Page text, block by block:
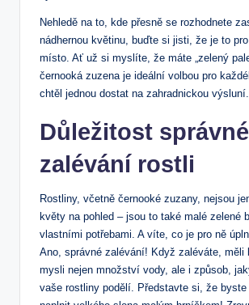
Nehledě na to, kde přesně se rozhodnete
nádhernou květinu, buďte si jisti, že je to
místo. Ať už si myslíte, že máte „zelený
černooká zuzena je ideální volbou pro
chtěl jednou dostat na zahradnickou výsluní.
Důležitost
zalévání rostli
Rostliny, včetně černooké zuzany, nejsou
květy na pohled – jsou to také malé zelené
vlastními potřebami. A víte, co je pro ně
Ano, správné zalévání! Když zaléváte, měli
mysli nejen množství vody, ale i způsob,
vaše rostliny podělí. Představte si, že byste